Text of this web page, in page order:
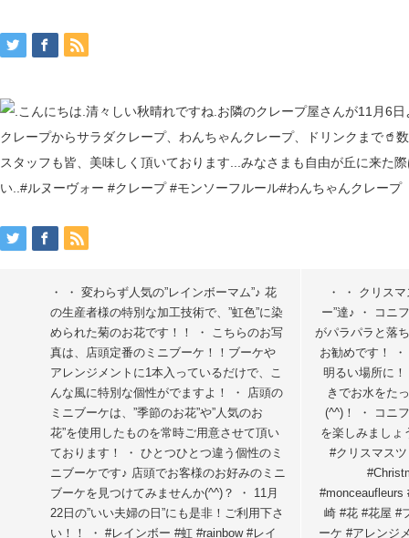
・ ・ 変わらず人気の”レインボーマム”♪ 花
の生産者様の特別な加工技術で、”虹色”に染
められた菊のお花です！！ ・ こちらのお写
真は、店頭定番のミニブーケ！！ブーケや
アレンジメントに1本入っているだけで、こ
んな風に特別な個性がでますよ！ ・ 店頭の
ミニブーケは、”季節のお花”や”人気のお
花”を使用したものを常時ご用意させて頂い
ております！ ・ ひとつひとつ違う個性のミ
ニブーケです♪ 店頭でお客様のお好みのミニ
ブーケを見つけてみませんか(^^)？ ・ 11月
22日の”いい夫婦の日”にも是非！ご利用下さ
い！！ ・ #レインボー #虹 #rainbow #レイ
・ ・ クリス
ー”達♪ ・ コニ
がパラパラと落
お勧めです！
明るい場所に
きでお水をた
(^^)！ ・ コニ
を楽しみましょ
#クリスマス
#monceaufleurs
崎 #花 #花屋 #
ーケ #アレンジ